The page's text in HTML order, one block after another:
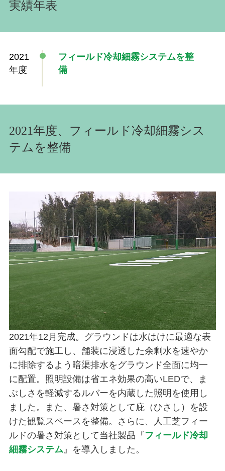
実績年表
2021
年度
フィールド冷却細霧システムを整
備
2021年度、フィールド冷却細霧シス
テムを整備
2021年12月完成。グラウンドは水はけに最適な表
面勾配で施工し、舗装に浸透した余剰水を速やか
に排除するよう暗渠排水をグラウンド全面に均一
に配置。照明設備は省エネ効果の高いLEDで、ま
ぶしさを軽減するルバーを内蔵した照明を使用し
ました。また、暑さ対策として庇（ひさし）を設
けた観覧スペースを整備。さらに、人工芝フィー
ルドの暑さ対策として当社製品『 フィールド冷却
細霧システム 』を導入しました。